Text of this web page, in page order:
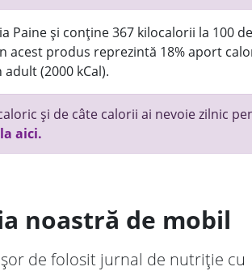
Paine și conține 367 kilocalorii la 100 de
acest produs reprezintă 18% aport
(2000 kCal).
și de câte calorii ai nevoie zilnic
aici.
noastră de mobil
de folosit jurnal de nutriție cu